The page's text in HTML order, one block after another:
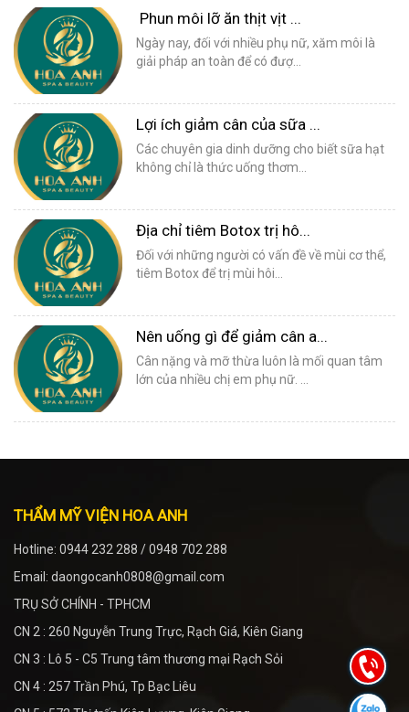
Phun môi lỡ ăn thịt vịt ...
Ngày nay, đối với nhiều phụ nữ, xăm môi là
giải pháp an toàn để có đượ...
Lợi ích giảm cân của sữa ...
Các chuyên gia dinh dưỡng cho biết sữa hạt
không chỉ là thức uống thơm...
Địa chỉ tiêm Botox trị hô...
Đối với những người có vấn đề về mùi cơ thể,
tiêm Botox để trị mùi hôi...
Nên uống gì để giảm cân a...
Cân nặng và mỡ thừa luôn là mối quan tâm
lớn của nhiều chị em phụ nữ. ...
THẨM MỸ VIỆN HOA ANH
Hotline: 0944 232 288 / 0948 702 288
Email: daongocanh0808@gmail.com
TRỤ SỞ CHÍNH - TPHCM
CN 2 : 260 Nguyễn Trung Trực, Rạch Giá, Kiên Giang
CN 3 : Lô 5 - C5 Trung tâm thương mại Rạch Sỏi
CN 4 : 257 Trần Phú, Tp Bạc Liêu